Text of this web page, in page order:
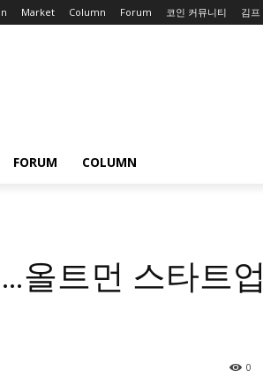
Market Column Forum 코인 커뮤니티 김프
FORUM COLUMN
올트먼 스타트업
0